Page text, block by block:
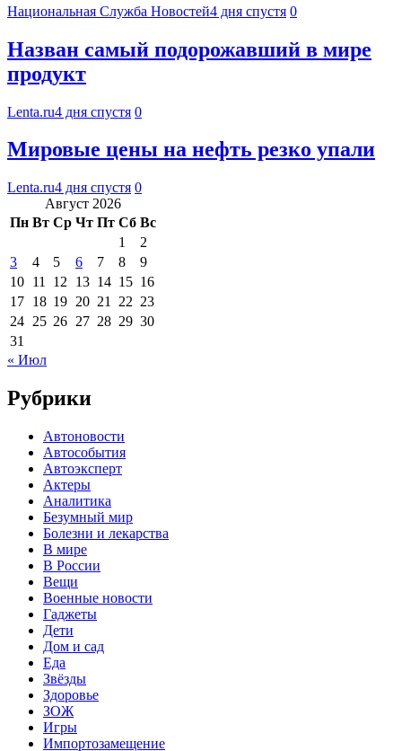
Национальная Служба Новостей4 дня спустя 0
Назван самый подорожавший в мире
продукт
Lenta.ru4 дня спустя 0
Мировые цены на нефть резко упали
Lenta.ru4 дня спустя 0
Август 2026
Пн Вт Ср Чт Пт Сб Вс
1
2
3
4 5 6 7 8
9
10 11 12 13 14 15 16
17 18 19 20 21 22 23
24 25 26 27 28 29 30
31
« Июл
Рубрики
Автоновости
Автособытия
Автоэксперт
Актеры
Аналитика
Безумный мир
Болезни и лекарства
В мире
В России
Вещи
Военные новости
Гаджеты
Дети
Дом и сад
Еда
Звёзды
Здоровье
ЗОЖ
Игры
Импортозамещение